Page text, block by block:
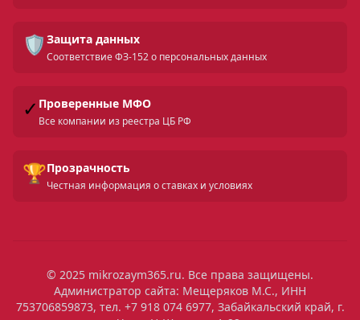
🛡️ Защита данных
Соответствие ФЗ-152 о персональных данных
✓ Проверенные МФО
Все компании из реестра ЦБ РФ
🏆Прозрачность
Честная информация о ставках и условиях
© 2025 mikrozaym365.ru. Все права защищены.
Администратор сайта: Мещеряков М.С., ИНН
753706859873, тел. +7 918 074 6977, Забайкальский край, г.